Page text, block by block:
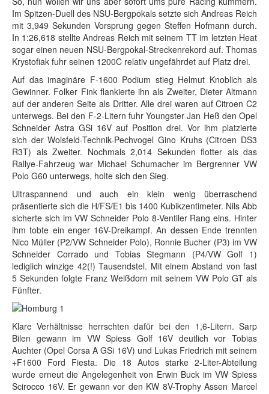
Im Spitzen-Duell des NSU-Bergpokals setzte sich Andreas Reich
mit 3,949 Sekunden Vorsprung gegen Steffen Hofmann durch.
In 1:26,618 stellte Andreas Reich mit seinem TT im letzten Heat
sogar einen neuen NSU-Bergpokal-Streckenrekord auf. Thomas
Krystofiak fuhr seinen 1200C relativ ungefährdet auf Platz drei.
Auf das imaginäre F-1600 Podium stieg Helmut Knoblich als
Gewinner. Folker Fink flankierte ihn als Zweiter, Dieter Altmann
auf der anderen Seite als Dritter. Alle drei waren auf Citroen C2
unterwegs. Bei den F-2-Litern fuhr Youngster Jan Heß den Opel
Schneider Astra GSi 16V auf Position drei. Vor ihm platzierte
sich der Wolsfeld-Technik-Pechvogel Gino Kruhs (Citroen DS3
R3T) als Zweiter. Nochmals 2,014 Sekunden flotter als das
Rallye-Fahrzeug war Michael Schumacher im Bergrenner VW
Polo G60 unterwegs, holte sich den Sieg.
Ultraspannend und auch ein klein wenig überraschend
präsentierte sich die H/FS/E1 bis 1400 Kubikzentimeter. Nils Abb
sicherte sich im VW Schneider Polo 8-Ventiler Rang eins. Hinter
ihm tobte ein enger 16V-Dreikampf. An dessen Ende trennten
Nico Müller (P2/VW Schneider Polo), Ronnie Bucher (P3) im VW
Schneider Corrado und Tobias Stegmann (P4/VW Golf 1)
lediglich winzige 42(!) Tausendstel. Mit einem Abstand von fast
5 Sekunden folgte Franz Weißdorn mit seinem VW Polo GT als
Fünfter.
Klare Verhältnisse herrschten dafür bei den 1,6-Litern. Sarp
Bilen gewann im VW Spiess Golf 16V deutlich vor Tobias
Auchter (Opel Corsa A GSi 16V) und Lukas Friedrich mit seinem
+F1600 Ford Fiesta. Die 18 Autos starke 2-Liter-Abteilung
wurde erneut die Angelegenheit von Erwin Buck im VW Spiess
Scirocco 16V. Er gewann vor den KW 8V-Trophy Assen Marcel